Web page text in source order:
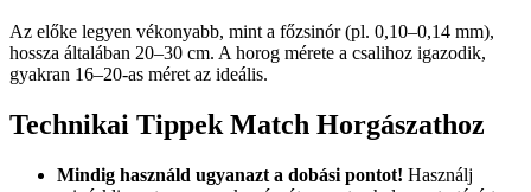
Az előke legyen vékonyabb, mint a főzsinór (pl. 0,10–0,14 mm),
hossza általában 20–30 cm. A horog mérete a csalihoz igazodik,
gyakran 16–20-as méret az ideális.
Technikai Tippek Match Horgászathoz
Mindig használd ugyanazt a dobási pontot! Használj